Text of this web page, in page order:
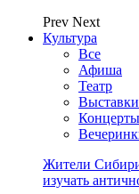
Prev Next
Культура
Все
Афиша
Театр
Выставки
Концерты
Жители
изучать